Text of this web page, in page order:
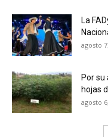
La
agosto
Por
hojas
agosto